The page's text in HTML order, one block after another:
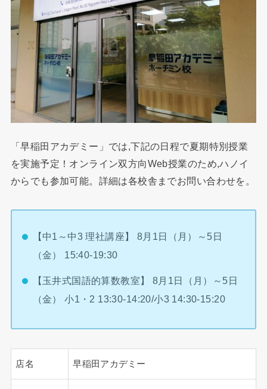
「早稲田アカデミー」では,下記の日程で夏期特別授業
を実施予定！オンライン双方向Web授業のため,ハノイ
からでも参加可能。詳細は各校舎までお問い合わせを。
【中1～中3 理社講座】 8月1日（月）～5日
（金） 15:40-19:30
【玉井式国語的算数教室】 8月1日（月）～5日
（金） 小1・2 13:30-14:20/小3 14:30-15:20
店名 早稲田アカデミー